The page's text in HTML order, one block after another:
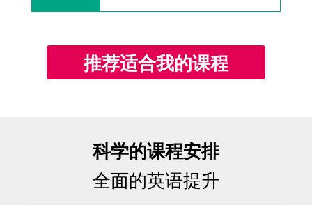
推荐适合我的课程
科学的课程安排
全面的英语提升